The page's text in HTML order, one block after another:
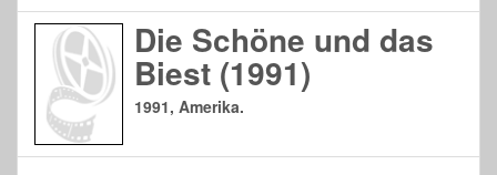
Die Schöne und das
Biest (1991)
1991, Amerika.